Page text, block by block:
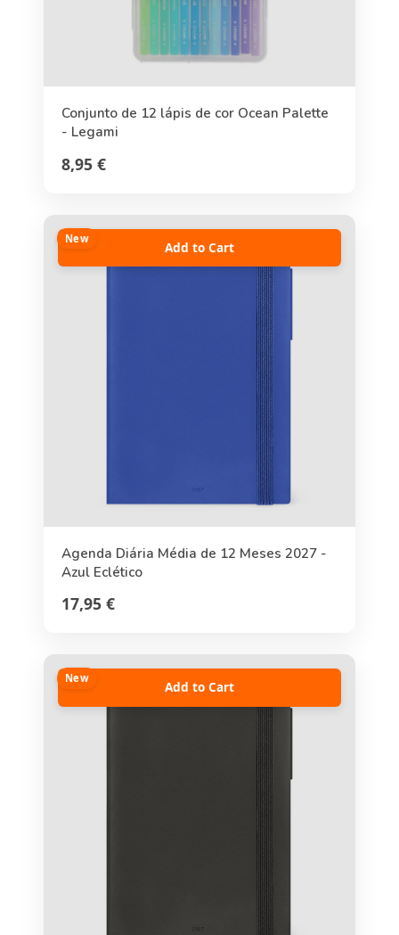
Conjunto de 12 lápis de cor Ocean Palette
- Legami
8,95 €
New
Add to Cart
Agenda Diária Média de 12 Meses 2027 -
Azul Eclético
17,95 €
New
Add to Cart